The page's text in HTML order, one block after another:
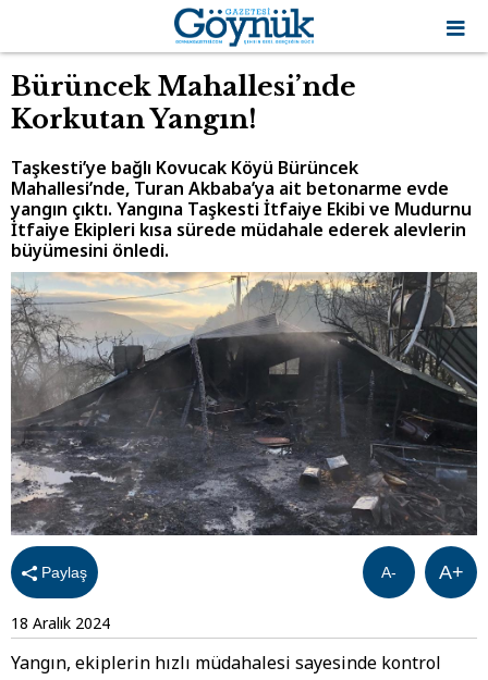
Bürüncek Mahallesi’nde
Korkutan Yangın!
Taşkesti’ye bağlı Kovucak Köyü Bürüncek
Mahallesi’nde, Turan Akbaba’ya ait betonarme evde
yangın çıktı. Yangına Taşkesti İtfaiye Ekibi ve Mudurnu
İtfaiye Ekipleri kısa sürede müdahale ederek alevlerin
büyümesini önledi.
Paylaş A+
A-
18 Aralık 2024
Yangın, ekiplerin hızlı müdahalesi sayesinde kontrol